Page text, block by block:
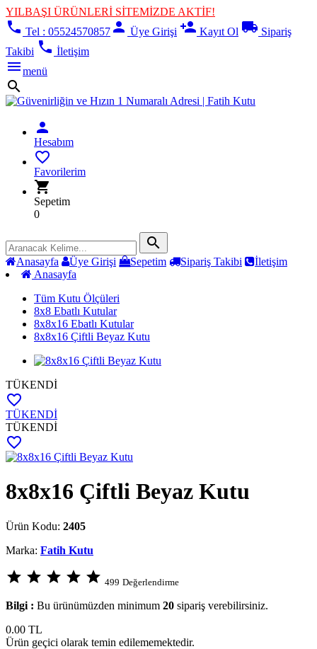
YILBAŞI ÜRÜNLERİ SİTEMİZDE AKTİF!
phone Tel : 05524570857 person Üye Girişi person_add Kayıt Ol local_shipping Sipariş
Takibi phone İletişim
menumenü
search
person
Hesabım
favorite_border
Favorilerim
shopping_cart
Sepetim
0
search
Anasayfa Üye Girişi Sepetim Sipariş Takibi
İletişim
Anasayfa
Tüm Kutu Ölçüleri
8x8 Ebatlı Kutular
8x8x16 Ebatlı Kutular
8x8x16 Çiftli Beyaz Kutu
TÜKENDİ
favorite_border
TÜKENDİ
TÜKENDİ
favorite_border
8x8x16 Çiftli Beyaz Kutu
Ürün Kodu: 2405
Marka: Fatih Kutu
star star star star star 499 Değerlendirme
Bilgi : Bu ürünümüzden minimum 20 sipariş verebilirsiniz.
0.00 TL
Ürün geçici olarak temin edilememektedir.